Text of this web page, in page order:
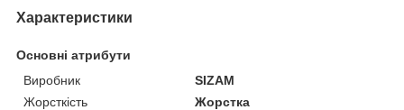
Характеристики
Основні атрибути
Виробник
SIZAM
Жорсткість
Жорстка